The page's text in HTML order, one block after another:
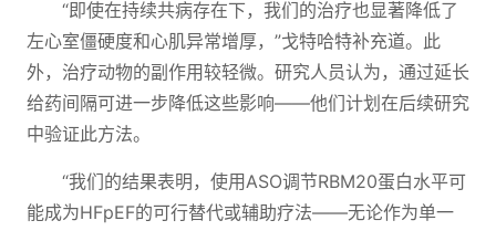
“即使在持续共病存在下，我们的治疗也显著降低了
左心室僵硬度和心肌异常增厚，”戈特哈特补充道。此
外，治疗动物的副作用较轻微。研究人员认为，通过延长
给药间隔可进一步降低这些影响——他们计划在后续研究
中验证此方法。
“我们的结果表明，使用ASO调节RBM20蛋白水平可
能成为HFpEF的可行替代或辅助疗法——无论作为单一